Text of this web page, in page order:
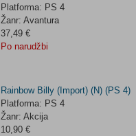
Platforma: PS 4
Žanr: Avantura
37,49 €
Po narudžbi
Rainbow Billy (Import) (N) (PS 4)
Platforma: PS 4
Žanr: Akcija
10,90 €